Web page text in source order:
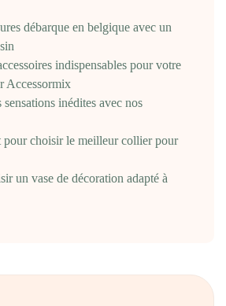
débarque en belgique avec un
indispensables pour votre
Accessormix
inédites avec nos
pour choisir le meilleur collier pour
un vase de décoration adapté à